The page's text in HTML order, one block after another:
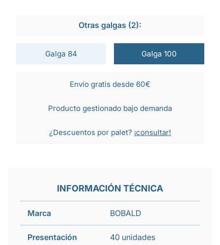
Otras galgas (2):
Galga 84 Galga 100
Envío gratis desde 60€
Producto gestionado bajo demanda
¿Descuentos por palet? ¡consultar!
INFORMACIÓN TÉCNICA
Marca BOBALD
Presentación 40 unidades